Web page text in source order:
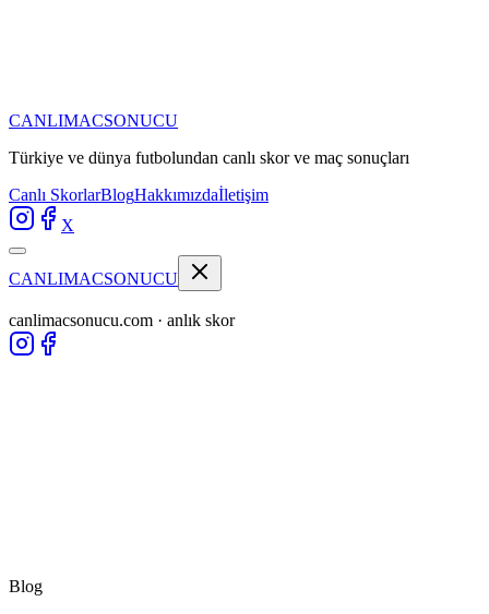
CANLIMACSONUCU
Türkiye ve dünya futbolundan canlı skor ve maç sonuçları
Canlı SkorlarBlogHakkımızdaİletişim
X
CANLIMACSONUCU
canlimacsonucu.com · anlık skor
Blog